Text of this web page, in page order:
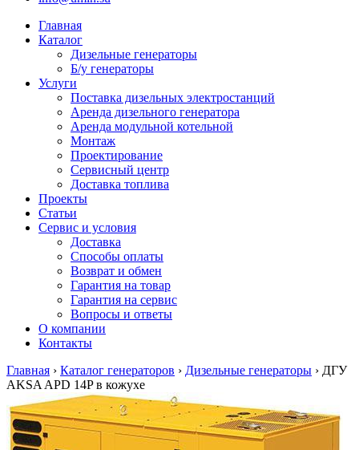
Главная
Каталог
Дизельные генераторы
Б/у генераторы
Услуги
Поставка дизельных электростанций
Аренда дизельного генератора
Аренда модульной котельной
Монтаж
Проектирование
Сервисный центр
Доставка топлива
Проекты
Статьи
Сервис и условия
Доставка
Способы оплаты
Возврат и обмен
Гарантия на товар
Гарантия на сервис
Вопросы и ответы
О компании
Контакты
Главная › Каталог генераторов › Дизельные генераторы › ДГУ
AKSA APD 14P в кожухе